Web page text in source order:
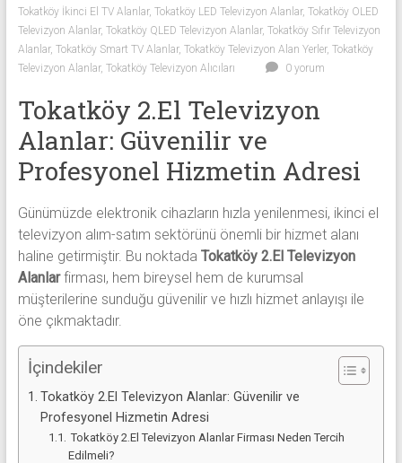
Alanlar ile
iletişim
kurarak
el
televizyonlarınızı
hemen
bize
nakit
ödeme
alabilirsiniz.
TV
alanlar
adresten
alım
yapıyor
Tokatköy İkinci El TV Alanlar, Tokatköy LED Televizyon Alanlar, Tokatköy OLED
Televizyon Alanlar, Tokatköy QLED Televizyon Alanlar, Tokatköy Sıfır Televizyon
Alanlar, Tokatköy Smart TV Alanlar, Tokatköy Televizyon Alan Yerler, Tokatköy
Televizyon Alanlar, Tokatköy Televizyon Alıcıları 0 yorum
Tokatköy 2.El Televizyon
Alanlar: Güvenilir ve
Profesyonel Hizmetin Adresi
Günümüzde elektronik cihazların hızla yenilenmesi, ikinci el
televizyon alım-satım sektörünü önemli bir hizmet alanı
haline getirmiştir. Bu noktada Tokatköy 2.El Televizyon
Alanlarfirması, hem bireysel hem de kurumsal
müşterilerine sunduğu güvenilir ve hızlı hizmet anlayışı ile
öne çıkmaktadır.
İçindekiler
Tokatköy 2.El Televizyon Alanlar: Güvenilir ve
Profesyonel Hizmetin Adresi
Tokatköy 2.El Televizyon Alanlar Firması Neden Tercih
Edilmeli?